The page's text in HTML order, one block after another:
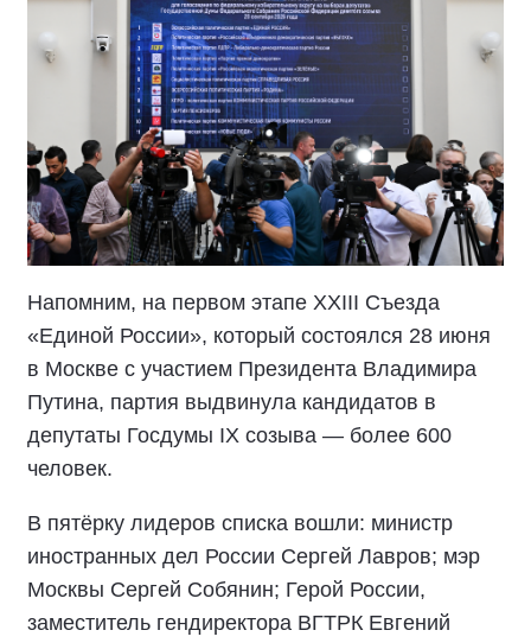
Напомним, на первом этапе XXIII Съезда
«Единой России», который состоялся 28 июня
в Москве с участием Президента Владимира
Путина, партия выдвинула кандидатов в
депутаты Госдумы IX созыва — более 600
человек.
В пятёрку лидеров списка вошли: министр
иностранных дел России Сергей Лавров; мэр
Москвы Сергей Собянин; Герой России,
заместитель гендиректора ВГТРК Евгений